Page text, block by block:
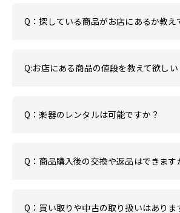
Q：探している商品がお店にあるか教え
Q:お店にある商品の値段を教えて欲しい
Q：楽器のレンタルは可能ですか？
Q：商品購入後の交換や返品はできます
Q：買い取りや中古の取り扱いはありま